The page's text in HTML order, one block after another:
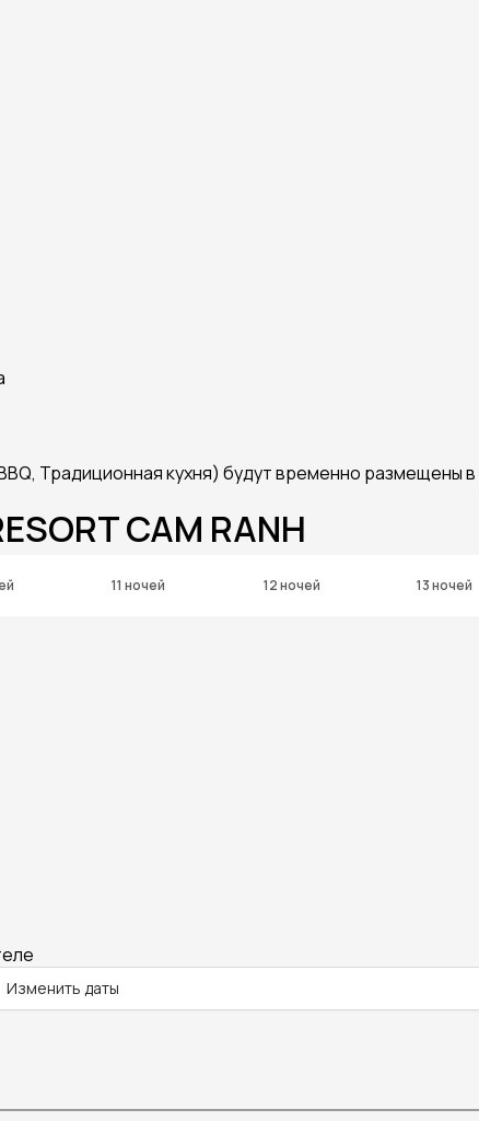
Традиционная кухня) будут временно размещены в
CAM RANH
11 ночей 12 ночей 13 ночей
Изменить даты